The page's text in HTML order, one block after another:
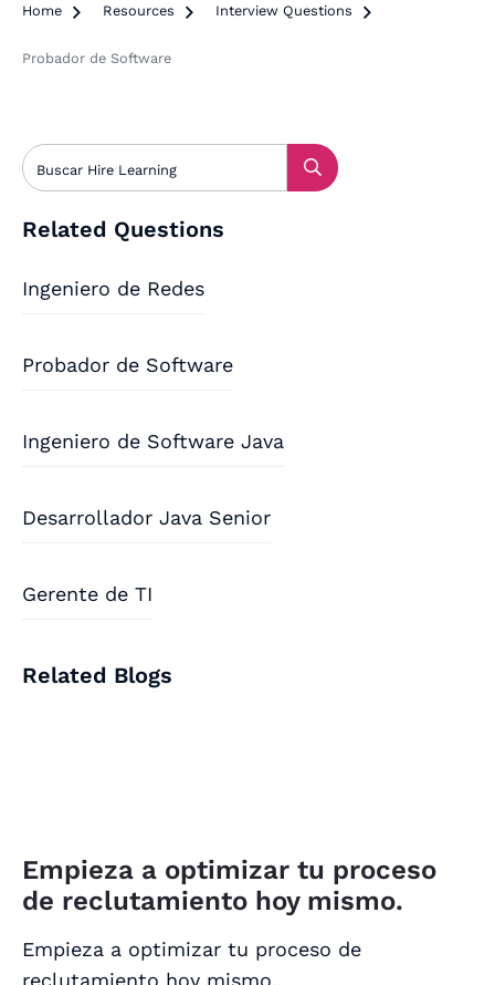
Home  Resources  Interview Questions 
Probador de Software
Related Questions
Ingeniero de Redes
Probador de Software
Ingeniero de Software Java
Desarrollador Java Senior
Gerente de TI
Related Blogs
Empieza a optimizar tu proceso
de reclutamiento hoy mismo.
Empieza a optimizar tu proceso de
reclutamiento hoy mismo.